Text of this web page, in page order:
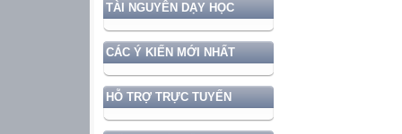
TÀI NGUYÊN DẠY HỌC
CÁC Ý KIẾN MỚI NHẤT
HỖ TRỢ TRỰC TUYẾN